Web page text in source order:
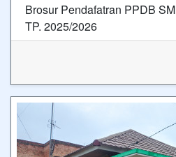
Brosur Pendafatran PPDB
TP. 2025/2026